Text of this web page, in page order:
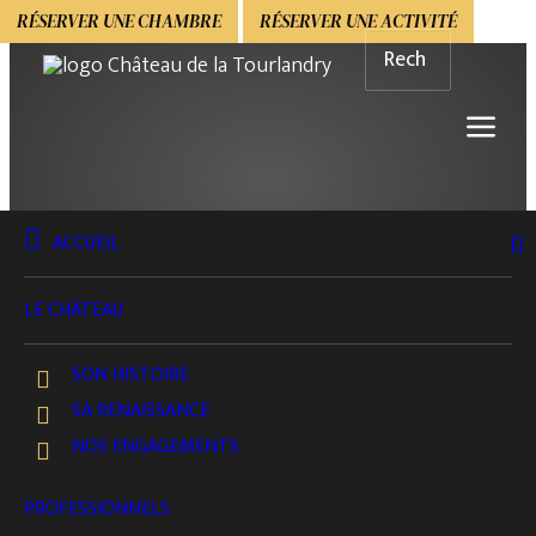
RÉSERVER UNE CHAMBRE RÉSERVER UNE ACTIVITÉ
ACCUEIL
LE CHÂTEAU
SON HISTOIRE
SA RENAISSANCE
NOS ENGAGEMENTS
PROFESSIONNELS
BOUTIQUE ACTIVITÉS & DÉCOUVERTES EN GROUPE ET
SCOLAIRE
En Groupe & Scolaire – Visite du
Domaine & Atelier ArboriFolia
10 À 30 PARTICIPANTS